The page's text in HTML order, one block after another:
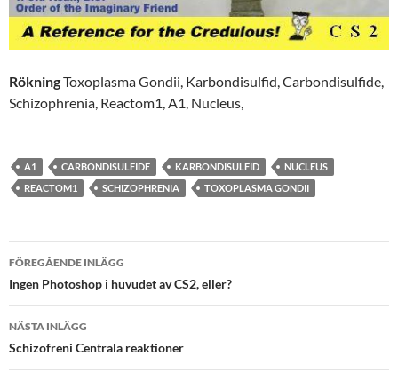
RökningToxoplasma Gondii, Karbondisulfid, Carbondisulfide,
Schizophrenia, Reactom1, A1, Nucleus,
A1 CARBONDISULFIDE KARBONDISULFID
NUCLEUS
REACTOM1
SCHIZOPHRENIA TOXOPLASMA GONDII
Inläggsnavigering
FÖREGÅENDE INLÄGG
Ingen Photoshop i huvudet av CS2, eller?
NÄSTA INLÄGG
Schizofreni Centrala reaktioner